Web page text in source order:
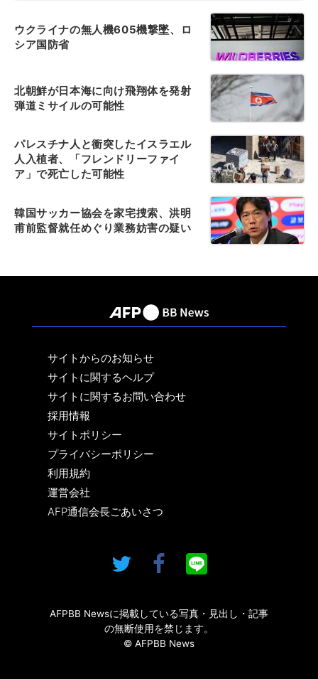
ウクライナの無人機605機撃墜、ロ
シア国防省
北朝鮮が日本海に向け飛翔体を発射
弾道ミサイルの可能性
パレスチナ人と衝突したイスラエル
人入植者、「フレンドリーファイ
ア」で死亡した可能性
韓国サッカー協会を家宅捜索、洪明
甫前監督就任めぐり業務妨害の疑い
サイトからのお知らせ
サイトに関するヘルプ
サイトに関するお問い合わせ
採用情報
サイトポリシー
プライバシーポリシー
利用規約
運営会社
AFP通信会長ごあいさつ
AFPBB Newsに掲載している写真・見出し・記事
の無断使用を禁じます。
© AFPBB News